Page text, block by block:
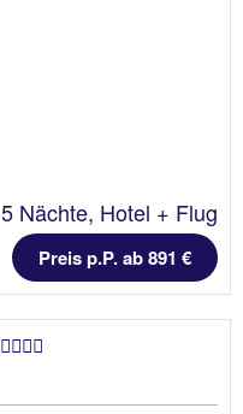
5 Nächte, Hotel + Flug
Preis p.P. ab 891 €